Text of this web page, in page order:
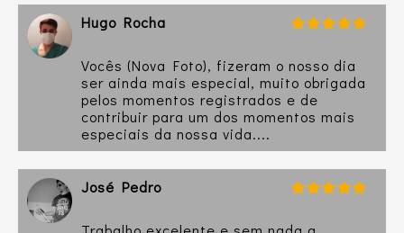
Hugo Rocha
Vocês (Nova Foto), fizeram o nosso dia
ser ainda mais especial, muito obrigada
pelos momentos registrados e de
contribuir para um dos momentos mais
especiais da nossa vida....
José Pedro